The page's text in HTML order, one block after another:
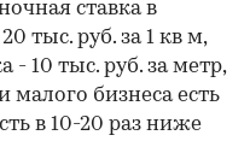
ставка в
тыс. руб. за 1 кв м,
- 10 тыс. руб. за метр,
малого бизнеса есть
в 10-20 раз ниже